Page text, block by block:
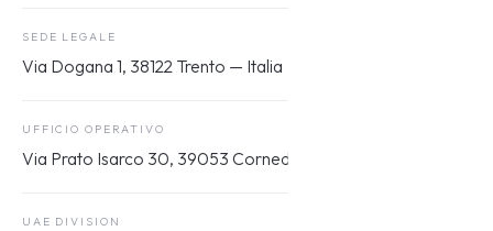
SEDE LEGALE
Via Dogana 1, 38122 Trento — Italia
UFFICIO OPERATIVO
Via Prato Isarco 30, 39053 Cornedo all'Isarco (BZ)
UAE DIVISION